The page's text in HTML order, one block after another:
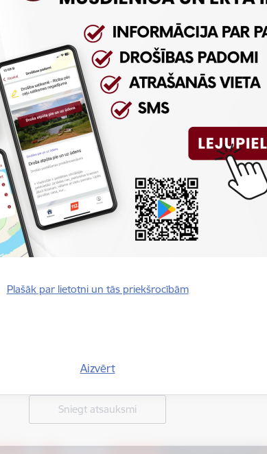
Plašāk par lietotni un tās priekšrocībām
Aizvērt
atstāt savu e-pastu saziņai
Vai šī informācija bija noderīga?
Sniegt atsauksmi